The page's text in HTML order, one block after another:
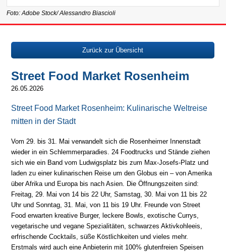
Foto: Adobe Stock/ Alessandro Biascioli
Zurück zur Übersicht
Street Food Market Rosenheim
26.05.2026
Street Food Market Rosenheim: Kulinarische Weltreise
mitten in der Stadt
Vom 29. bis 31. Mai verwandelt sich die Rosenheimer Innenstadt
wieder in ein Schlemmerparadies. 24 Foodtrucks und Stände ziehen
sich wie ein Band vom Ludwigsplatz bis zum Max-Josefs-Platz und
laden zu einer kulinarischen Reise um den Globus ein – von Amerika
über Afrika und Europa bis nach Asien. Die Öffnungszeiten sind:
Freitag, 29. Mai von 14 bis 22 Uhr, Samstag, 30. Mai von 11 bis 22
Uhr und Sonntag, 31. Mai, von 11 bis 19 Uhr. Freunde von Street
Food erwarten kreative Burger, leckere Bowls, exotische Currys,
vegetarische und vegane Spezialitäten, schwarzes Aktivkohleeis,
erfrischende Cocktails, süße Köstlichkeiten und vieles mehr.
Erstmals wird auch eine Anbieterin mit 100% glutenfreien Speisen